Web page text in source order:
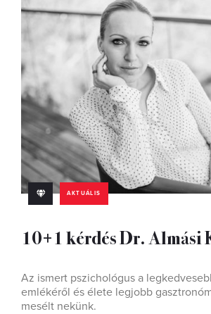
AKTUÁLIS
10+1 kérdés Dr. Almási
Az ismert pszichológus a
emlékéről és élete legjobb
mesélt nekünk.